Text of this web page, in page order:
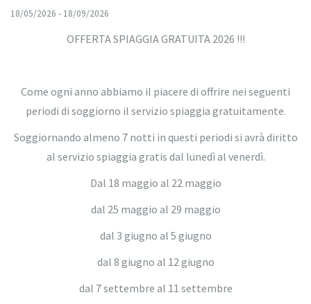
18/05/2026 - 18/09/2026
OFFERTA SPIAGGIA GRATUITA 2026 !!!
Come ogni anno abbiamo il piacere di offrire nei seguenti
periodi di soggiorno il servizio spiaggia gratuitamente.
Soggiornando almeno 7 notti in questi periodi si avrà diritto
al servizio spiaggia gratis dal lunedì al venerdì.
Dal 18 maggio al 22 maggio
dal 25 maggio al 29 maggio
dal 3 giugno al 5 giugno
dal 8 giugno al 12 giugno
dal 7 settembre al 11 settembre